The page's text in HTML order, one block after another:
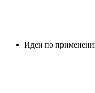
Идеи по